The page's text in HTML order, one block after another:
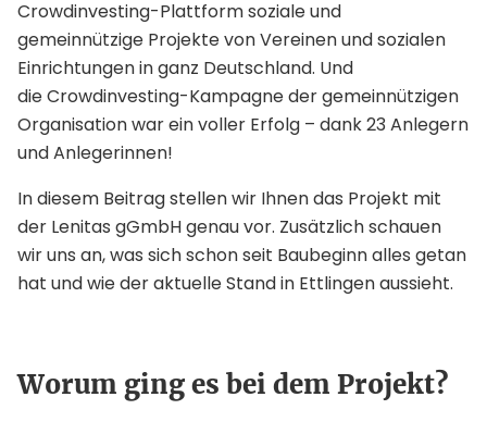
Crowdinvesting-Plattform soziale und
gemeinnützige Projekte von Vereinen und sozialen
Einrichtungen in ganz Deutschland. Und
die Crowdinvesting-Kampagne der gemeinnützigen
Organisation war ein voller Erfolg – dank 23 Anlegern
und Anlegerinnen!
In diesem Beitrag stellen wir Ihnen das Projekt mit
der Lenitas gGmbH genau vor. Zusätzlich schauen
wir uns an, was sich schon seit Baubeginn alles getan
hat und wie der aktuelle Stand in Ettlingen aussieht.
Worum ging es bei dem Projekt?